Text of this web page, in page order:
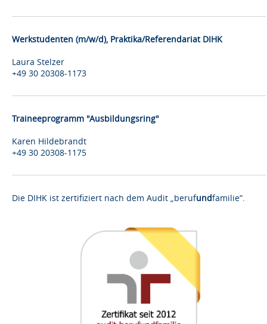
Werkstudenten (m/w/d), Praktika/Referendariat DIHK
Laura Stelzer
+49 30 20308-1173
Traineeprogramm "Ausbildungsring"
Karen Hildebrandt
+49 30 20308-1175
Die DIHK ist zertifiziert nach dem Audit „berufundfamilie“.